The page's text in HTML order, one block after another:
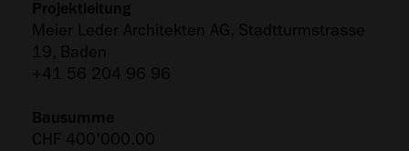
Projektleitung
Meier Leder Architekten AG, Stadtturmstrasse
19, Baden
+41 56 204 96 96
Bausumme
CHF 400'000.00